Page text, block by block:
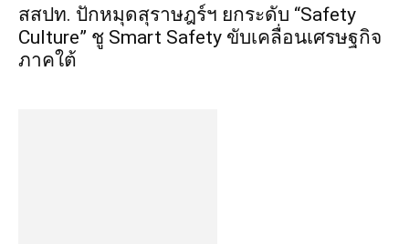
สสปท. ปักหมุดสุราษฎร์ฯ ยกระดับ “Safety
Culture” ชู Smart Safety ขับเคลื่อนเศรษฐกิจ
ภาคใต้